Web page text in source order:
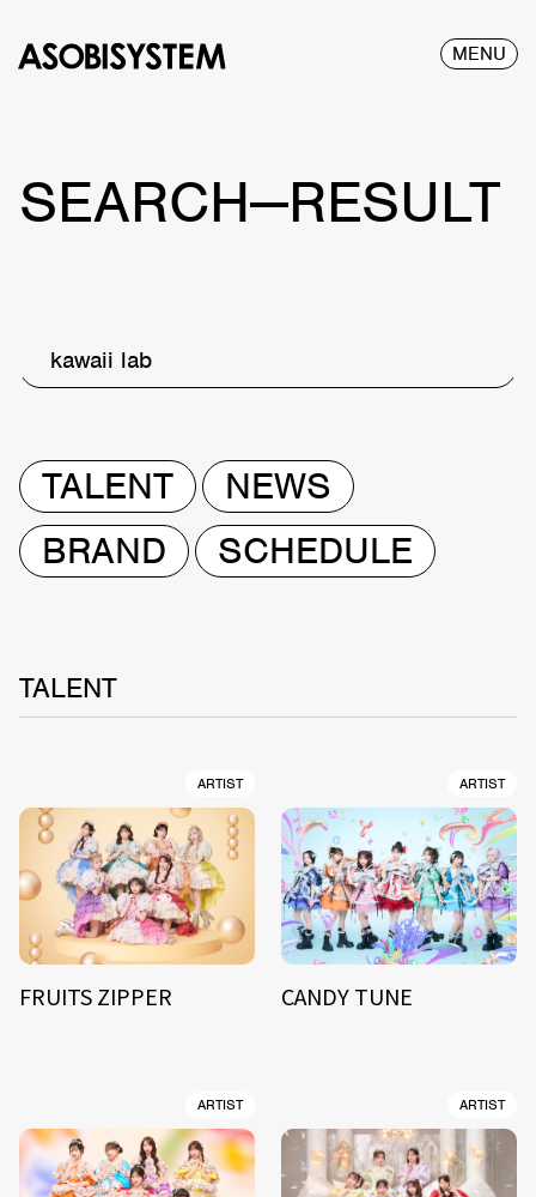
MENU
SEARCH—RESULT
kawaii lab
TALENT
NEWS
BRAND
SCHEDULE
TALENT
ARTIST
FRUITS ZIPPER
ARTIST
CANDY TUNE
ARTIST ARTIST